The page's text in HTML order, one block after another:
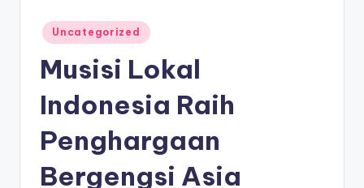
Posted
in
Uncategorized
Musisi Lokal
Indonesia Raih
Penghargaan
Bergengsi Asia